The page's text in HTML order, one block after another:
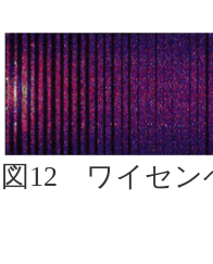
図12 ワイセン